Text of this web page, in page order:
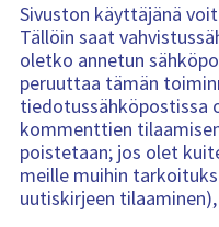
Sivuston käyttäjänä
Tällöin saat
oletko annetun
peruuttaa tämän
tiedotussähköpostissa
kommenttien
poistetaan; jos olet
meille muihin
uutiskirjeen